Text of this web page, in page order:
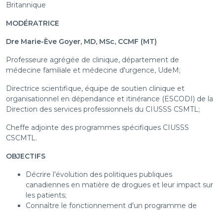
Britannique
MODÉRATRICE
Dre Marie-Ève Goyer, MD, MSc, CCMF (MT)
Professeure agrégée de clinique, département de
médecine familiale et médecine d'urgence, UdeM;
Directrice scientifique, équipe de soutien clinique et
organisationnel en dépendance et itinérance (ESCODI) de la
Direction des services professionnels du CIUSSS CSMTL;
Cheffe adjointe des programmes spécifiques CIUSSS
CSCMTL.
OBJECTIFS
Décrire l’évolution des politiques publiques
canadiennes en matière de drogues et leur impact sur
les patients;
Connaître le fonctionnement d'un programme de